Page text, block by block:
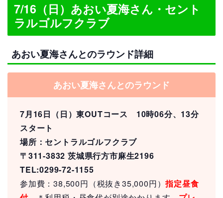
7/16（日）あおい夏海さん・セント
ラルゴルフクラブ
あおい夏海さんとのラウンド詳細
あおい夏海さんとのラウンド
7月16日（日）東OUTコース 10時06分、13分
スタート
場所：セントラルゴルフクラブ
〒311-3832 茨城県行方市麻生2196
TEL:0299-72-1155
参加費：38,500円（税抜き35,000円）指定昼食